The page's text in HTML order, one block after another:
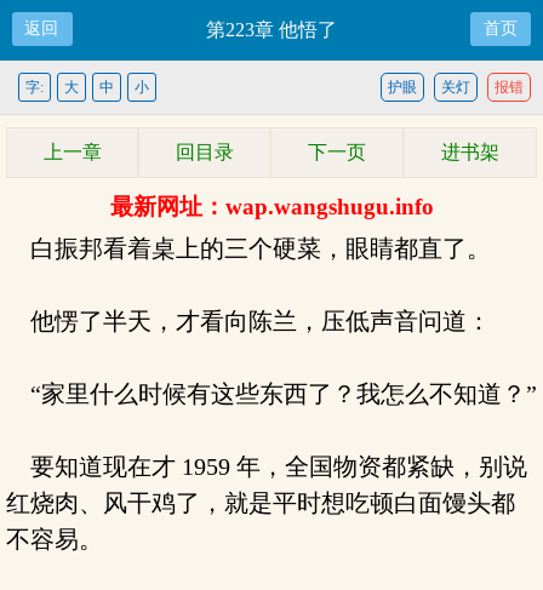
返回 第223章 他悟了 首页
报错
关灯
护眼
字: 大 中 小
上一章 回目录 下一页 进书架
最新网址：wap.wangshugu.info
白振邦看着桌上的三个硬菜，眼睛都直了。
他愣了半天，才看向陈兰，压低声音问道：
“家里什么时候有这些东西了？我怎么不知道？”
要知道现在才 1959 年，全国物资都紧缺，别说
红烧肉、风干鸡了，就是平时想吃顿白面馒头都
不容易。